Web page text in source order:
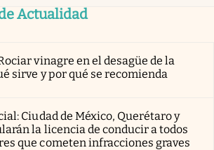
Actualidad
vinagre en el desagüe de la
sirve y por qué se recomienda
Ciudad de México, Querétaro y
la licencia de conducir a todos
que cometen infracciones graves